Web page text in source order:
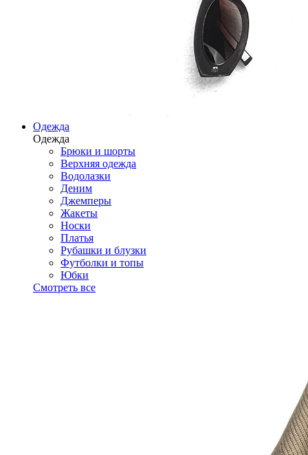
Одежда
Одежда
Брюки и шорты
Верхняя одежда
Водолазки
Деним
Джемперы
Жакеты
Носки
Платья
Рубашки и блузки
Футболки и топы
Юбки
Смотреть все